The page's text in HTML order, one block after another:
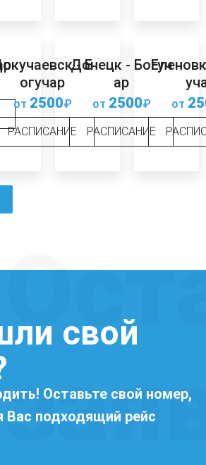
- Б
огучар
от 2500₽
РАСПИСАНИЕ
Донецк - Богуч
ар
от 2500₽
РАСПИСАНИЕ
от
свой
Оставьте свой номер,
подходящий рейс